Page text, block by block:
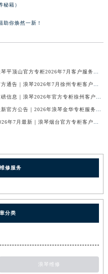
秘籍）
助你焕然一新！
修服务
分类
浪琴维修